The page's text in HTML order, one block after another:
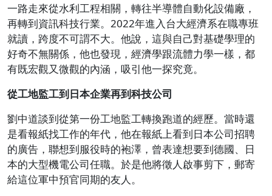
一路走來從水利工程相關，轉往半導體自動化設備廠，
再轉到資訊科技行業。2022年進入台大經濟系在職專班
就讀，跨度不可謂不大。他說，這與自己對基礎學理的
好奇不無關係，他也發現，經濟學跟流體力學一樣，都
有既宏觀又微觀的內涵，吸引他一探究竟。
從工地監工到日本企業再到科技公司
劉中道談到從第一份工地監工轉換跑道的經歷。當時還
是看報紙找工作的年代，他在報紙上看到日本公司招聘
的廣告，聯想到服役時的袍澤，曾表達想要到德國、日
本的大型機電公司任職。於是他將徵人啟事剪下，郵寄
給這位軍中預官同期的友人。